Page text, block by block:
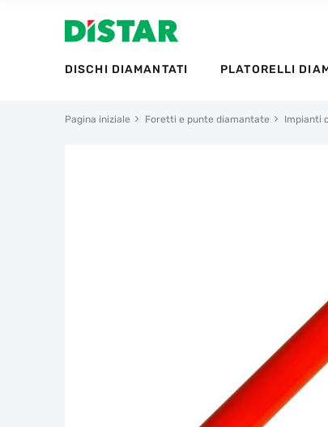
DISCHI DIAMANTATI PLATORELLI
Pagina iniziale Foretti e punte diamantate Impianti